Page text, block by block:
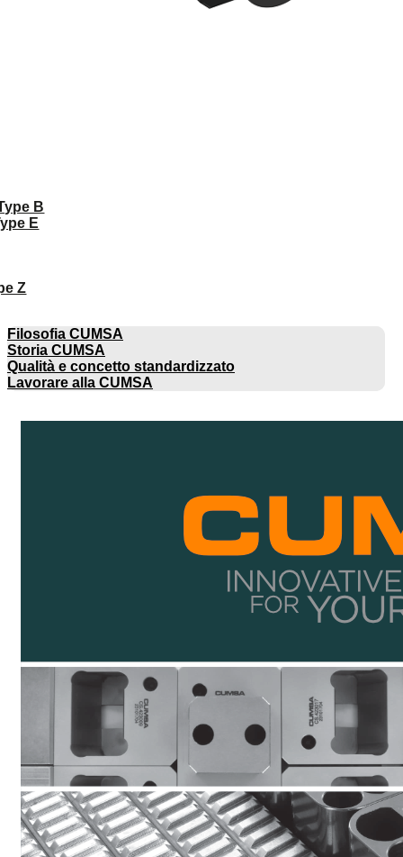
B
E
Z
Filosofia CUMSA
Storia CUMSA
Qualità e concetto standardizzato
Lavorare alla CUMSA